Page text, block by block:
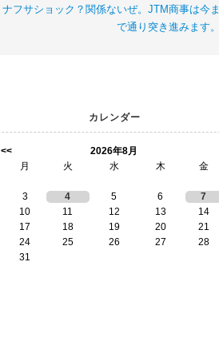
ナフサショック？関係ないぜ。JTM商事は今ま
で通り突き進みます。
カレンダー
<<
2026年8月
月 火 水 木 金
3 4 5 6 7
10 11 12 13 14
17 18 19 20 21
24 25 26 27 28
31